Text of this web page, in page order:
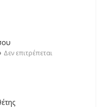
Δεν επιτρέπεται